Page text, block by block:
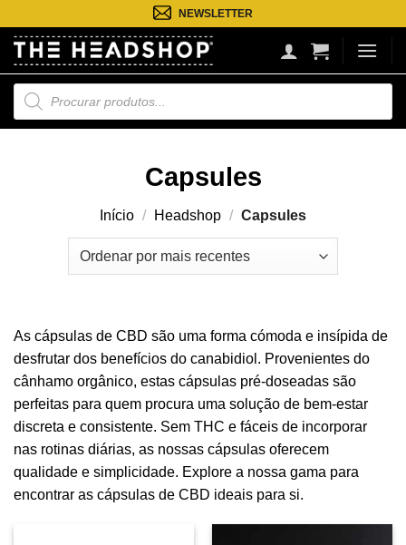
para
conteúdo
NEWSLETTER
Pesquisa
de
produtos
Capsules
Início / Headshop / Capsules
As cápsulas de CBD são uma forma cómoda e insípida de
desfrutar dos benefícios do canabidiol. Provenientes do
cânhamo orgânico, estas cápsulas pré-doseadas são
perfeitas para quem procura uma solução de bem-estar
discreta e consistente. Sem THC e fáceis de incorporar
nas rotinas diárias, as nossas cápsulas oferecem
qualidade e simplicidade. Explore a nossa gama para
encontrar as cápsulas de CBD ideais para si.